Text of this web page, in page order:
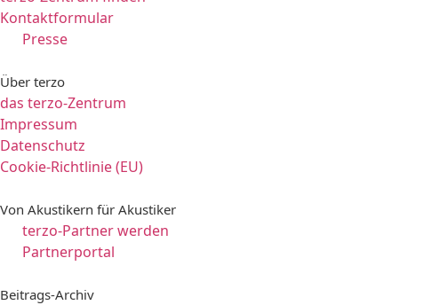
Kontaktformular
Presse
Über terzo
das terzo-Zentrum
Impressum
Datenschutz
Cookie-Richtlinie (EU)
Von Akustikern für Akustiker
terzo-Partner werden
Partnerportal
Beitrags-Archiv